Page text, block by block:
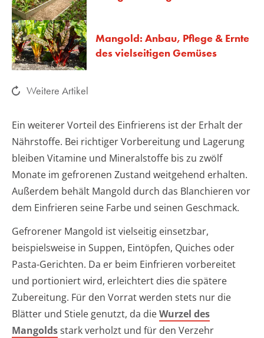
Mangold: Anbau, Pflege & Ernte
des vielseitigen Gemüses
Weitere Artikel
Ein weiterer Vorteil des Einfrierens ist der Erhalt der
Nährstoffe. Bei richtiger Vorbereitung und Lagerung
bleiben Vitamine und Mineralstoffe bis zu zwölf
Monate im gefrorenen Zustand weitgehend erhalten.
Außerdem behält Mangold durch das Blanchieren vor
dem Einfrieren seine Farbe und seinen Geschmack.
Gefrorener Mangold ist vielseitig einsetzbar,
beispielsweise in Suppen, Eintöpfen, Quiches oder
Pasta-Gerichten. Da er beim Einfrieren vorbereitet
und portioniert wird, erleichtert dies die spätere
Zubereitung. Für den Vorrat werden stets nur die
Blätter und Stiele genutzt, da dieWurzel des
Mangoldsstark verholzt und für den Verzehr